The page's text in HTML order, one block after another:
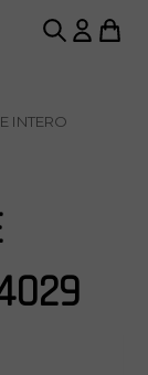
INTERO